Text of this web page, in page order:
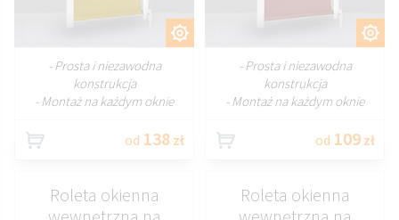
- Prosta i niezawodna
konstrukcja
- Montaż na każdym oknie
od 138 zł
- Prosta i niezawodna
konstrukcja
- Montaż na każdym oknie
od 109 zł
Roleta okienna
Roleta okienna